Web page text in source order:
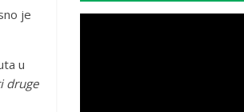
je
u
druge